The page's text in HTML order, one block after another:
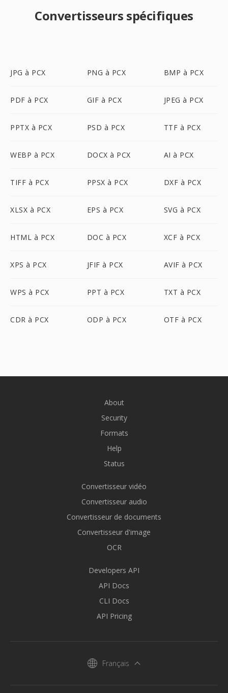
Convertisseurs spécifiques
JPG à PCX PNG à PCX BMP à PCX
PDF à PCX GIF à PCX JPEG à PCX
PPTX à PCX PSD à PCX TTF à PCX
WEBP à PCX DOCX à PCX AI à PCX
TIFF à PCX PPSX à PCX DXF à PCX
XLSX à PCX EPS à PCX SVG à PCX
HTML à PCX DOC à PCX XCF à PCX
XPS à PCX JFIF à PCX AVIF à PCX
WPS à PCX PPT à PCX TXT à PCX
CDR à PCX ODP à PCX OTF à PCX
About
Security
Formats
Help
Status
Convertisseur vidéo
Convertisseur audio
Convertisseur de documents
Convertisseur d'image
OCR
Developers API
API Docs
CLI Docs
API Pricing
Français